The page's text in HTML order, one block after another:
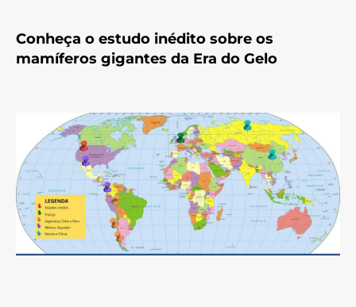
Conheça o estudo inédito sobre os
mamíferos gigantes da Era do Gelo